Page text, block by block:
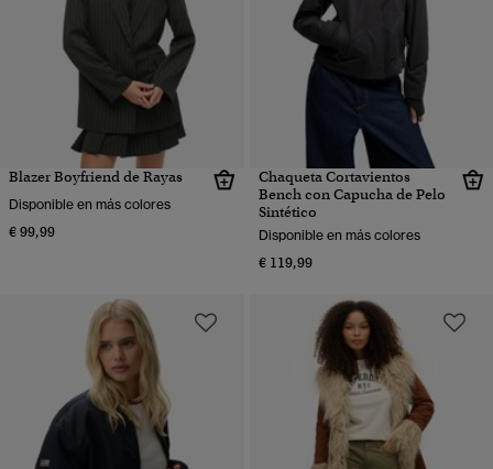
Blazer Boyfriend de Rayas
Disponible en más colores
€ 99,99
Chaqueta Cortavientos
Bench con Capucha de Pelo
Sintético
Disponible en más colores
€ 119,99